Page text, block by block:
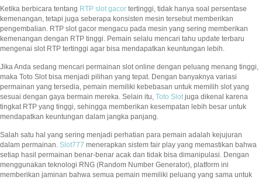
Ketika berbicara tentang RTP slot gacor tertinggi, tidak hanya soal persentase
kemenangan, tetapi juga seberapa konsisten mesin tersebut memberikan
pengembalian. RTP slot gacor mengacu pada mesin yang sering memberikan
kemenangan dengan RTP tinggi. Pemain selalu mencari tahu update terbaru
mengenai slot RTP tertinggi agar bisa mendapatkan keuntungan lebih.
Jika Anda sedang mencari permainan slot online dengan peluang menang tinggi,
maka Toto Slot bisa menjadi pilihan yang tepat. Dengan banyaknya variasi
permainan yang tersedia, pemain memiliki kebebasan untuk memilih slot yang
sesuai dengan gaya bermain mereka. Selain itu, Toto Slotjuga dikenal karena
tingkat RTP yang tinggi, sehingga memberikan kesempatan lebih besar untuk
mendapatkan keuntungan dalam jangka panjang.
Salah satu hal yang sering menjadi perhatian para pemain adalah kejujuran
dalam permainan. Slot777 menerapkan sistem fair play yang memastikan bahwa
setiap hasil permainan benar-benar acak dan tidak bisa dimanipulasi. Dengan
menggunakan teknologi RNG (Random Number Generator), platform ini
memberikan jaminan bahwa semua pemain memiliki peluang yang sama untuk